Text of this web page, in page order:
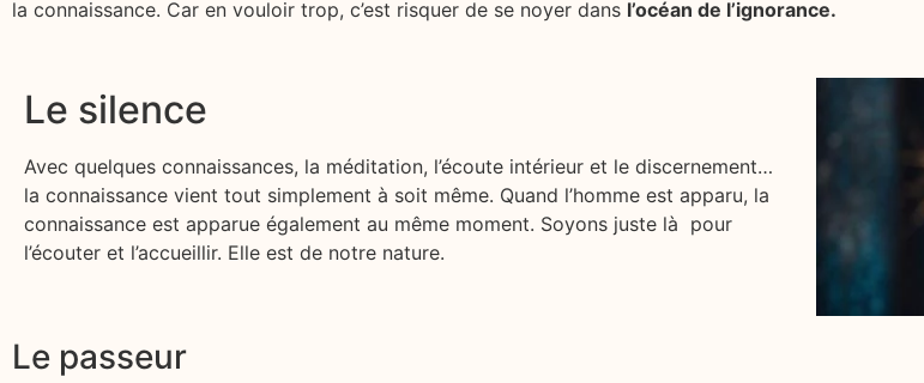
la connaissance. Car en vouloir trop, c’est risquer de se noyer dans l’océan de l’ignorance.
Le silence
Avec quelques connaissances, la méditation, l’écoute intérieur et le discernement…
la connaissance vient tout simplement à soit même. Quand l’homme est apparu, la
connaissance est apparue également au même moment. Soyons juste là pour
l’écouter et l’accueillir. Elle est de notre nature.
Le passeur